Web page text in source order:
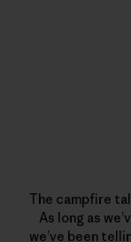
The campfire
As long as
we’ve been